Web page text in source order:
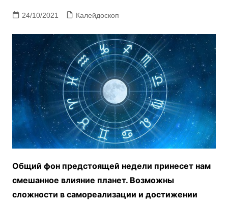
24/10/2021 Калейдоскоп
Общий фон предстоящей недели принесет нам
смешанное влияние планет. Возможны
сложности в самореализации и достижении